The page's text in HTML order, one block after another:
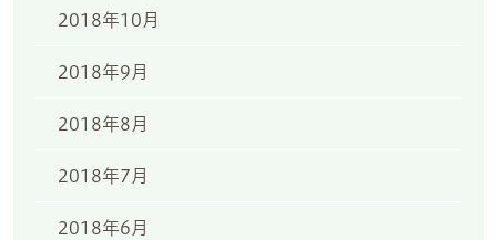
2018年10月
2018年9月
2018年8月
2018年7月
2018年6月